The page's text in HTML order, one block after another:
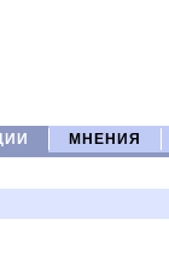
МНЕНИЯ